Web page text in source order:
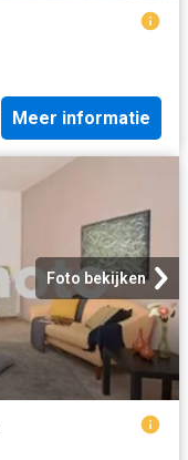
Meer informatie
Foto bekijken